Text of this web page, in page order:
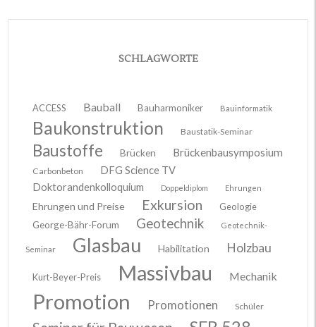
SCHLAGWORTE
ACCESS Bauball Bauharmoniker Bauinformatik
Baukonstruktion Baustatik-Seminar
Baustoffe Brücken Brückenbausymposium
Carbonbeton
DFG Science TV
Doktorandenkolloquium
Doppeldiplom Ehrungen
Ehrungen und Preise Exkursion
Geologie
George-Bähr-Forum
Geotechnik Geotechnik-
Seminar Glasbau Habilitation Holzbau
Kurt-Beyer-Preis Massivbau Mechanik
Promotion Promotionen Schüler